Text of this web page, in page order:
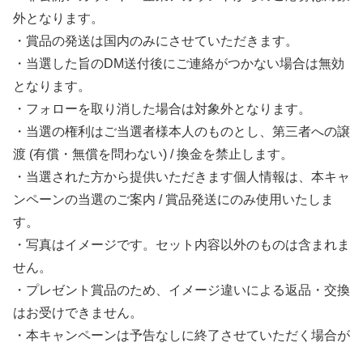
外となります。
・賞品の発送は国内のみにさせていただきます。
・当選した旨のDM送付後にご連絡がつかない場合は無効
となります。
・フォローを取り消した場合は対象外となります。
・当選の権利はご当選者様本人のものとし、第三者への譲
渡 (有償・無償を問わない) / 換金を禁止します。
・当選された方から提供いただきます個人情報は、本キャ
ンペーンの当選のご案内 / 賞品発送にのみ使用いたしま
す。
・写真はイメージです。セット内容以外のものは含まれま
せん。
・プレゼント賞品のため、イメージ違いによる返品・交換
はお受けできません。
・本キャンペーンは予告なしに終了させていただく場合が